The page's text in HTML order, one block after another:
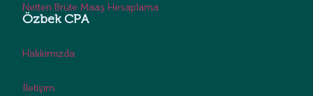
Netten Brüte Maaş Hesaplama
Özbek CPA
Hakkımızda
İletişim